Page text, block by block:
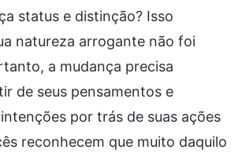
status e distinção? Isso
natureza arrogante não foi
a mudança precisa
de seus pensamentos e
por trás de suas ações
reconhecem que muito daquilo